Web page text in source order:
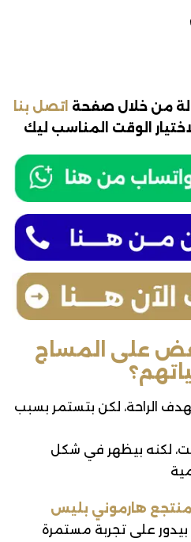
من خلال صفحة اتصل بنا
الوقت المناسب ليك
على المساج
الراحة، لكن بتستمر بسبب
لكنه بيظهر في شكل
منتجع هارموني بليس
على تجربة مستمرة